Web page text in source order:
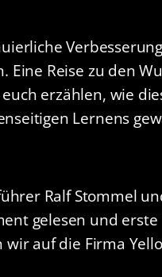
Reise zu den
erzählen, wie
Lernens
Ralf Stommel
gelesen und
auf die Firma